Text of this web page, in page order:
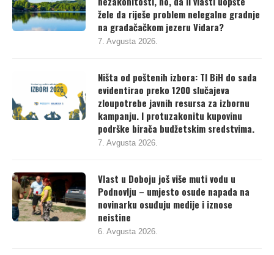
žele da riješe problem nelegalne gradnje
na gradačačkom jezeru Vidara?
7. Avgusta 2026.
evidentirao preko 1200 slučajeva
zloupotrebe javnih resursa za izbornu
kampanju. I protuzakonitu kupovinu
podrške birača budžetskim sredstvima.
7. Avgusta 2026.
Podnovlju – umjesto osude napada na
novinarku osuđuju medije i iznose
neistine
6. Avgusta 2026.